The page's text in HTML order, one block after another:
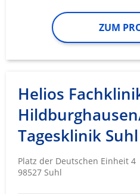
ZUM
Helios
Tagesklinik Suhl
Platz der Deutschen Einheit 4
98527 Suhl